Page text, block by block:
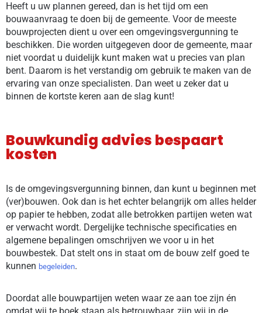
Heeft u uw plannen gereed, dan is het tijd om een
bouwaanvraag te doen bij de gemeente. Voor de meeste
bouwprojecten dient u over een omgevingsvergunning te
beschikken. Die worden uitgegeven door de gemeente, maar
niet voordat u duidelijk kunt maken wat u precies van plan
bent. Daarom is het verstandig om gebruik te maken van de
ervaring van onze specialisten. Dan weet u zeker dat u
binnen de kortste keren aan de slag kunt!
Bouwkundig advies bespaart
kosten
Is de omgevingsvergunning binnen, dan kunt u beginnen met
(ver)bouwen. Ook dan is het echter belangrijk om alles helder
op papier te hebben, zodat alle betrokken partijen weten wat
er verwacht wordt. Dergelijke technische specificaties en
algemene bepalingen omschrijven we voor u in het
bouwbestek. Dat stelt ons in staat om de bouw zelf goed te
kunnen begeleiden.
Doordat alle bouwpartijen weten waar ze aan toe zijn én